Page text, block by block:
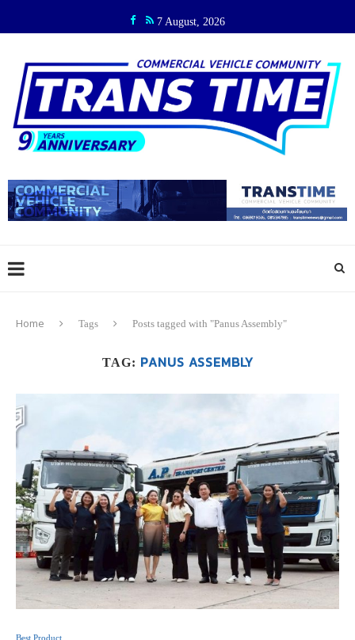
7 August, 2026
Home Tags Posts tagged with "Panus Assembly"
TAG: PANUS ASSEMBLY
Best Product